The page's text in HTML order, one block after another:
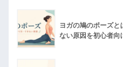
ヨガの鳩のポーズと
ない原因を初心者向